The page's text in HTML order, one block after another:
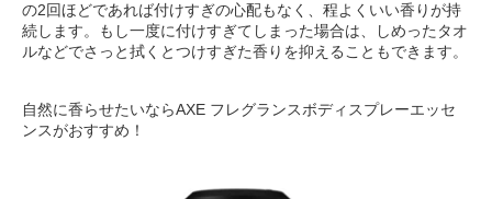
の2回ほどであれば付けすぎの心配もなく、程よくいい香りが持
続します。もし一度に付けすぎてしまった場合は、しめったタオ
ルなどでさっと拭くとつけすぎた香りを抑えることもできます。
自然に香らせたいならAXE フレグランスボディスプレーエッセ
ンスがおすすめ！